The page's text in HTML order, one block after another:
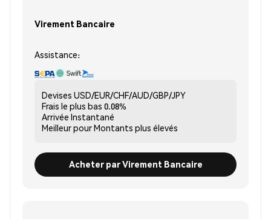
Virement Bancaire
Assistance:
Devises USD/EUR/CHF/AUD/GBP/JPY
Frais le plus bas 0.08%
Arrivée Instantané
Meilleur pourMontants plus élevés
Acheter par Virement Bancaire